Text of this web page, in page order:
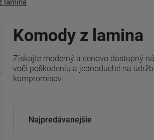
lamina
Komody z lamina
Získajte moderný a cenovo dostupný
voči poškodeniu a jednoduché na
kompromisov.
Najpredávanejšie